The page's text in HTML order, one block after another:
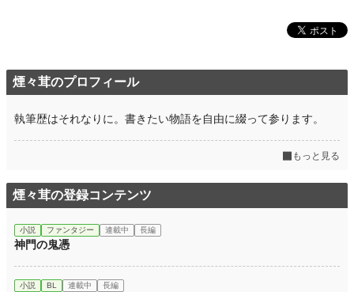
煙々茸のプロフィール
執筆歴はそれなりに。書きたい物語を自由に綴って参ります。
もっと見る
煙々茸の登録コンテンツ
小説 ファンタジー 連載中 長編
神門の鬼憑
小説 BL 連載中 長編